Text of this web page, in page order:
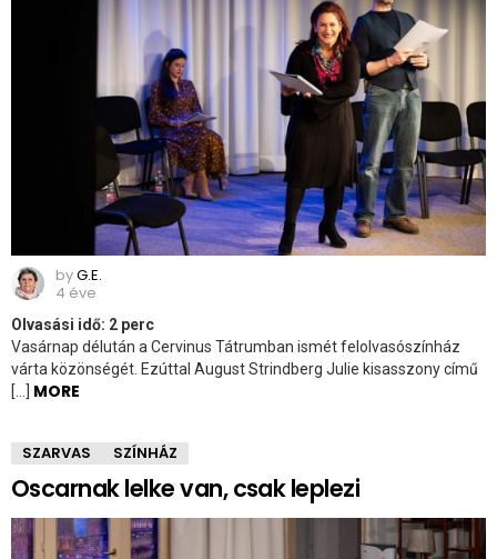
byG.E.
4 éve
Olvasási idő: 2 perc
Vasárnap délután a Cervinus Tátrumban ismét felolvasószínház
várta közönségét. Ezúttal August Strindberg Julie kisasszony című
[…] MORE
SZARVAS SZÍNHÁZ
Oscarnak lelke van, csak leplezi